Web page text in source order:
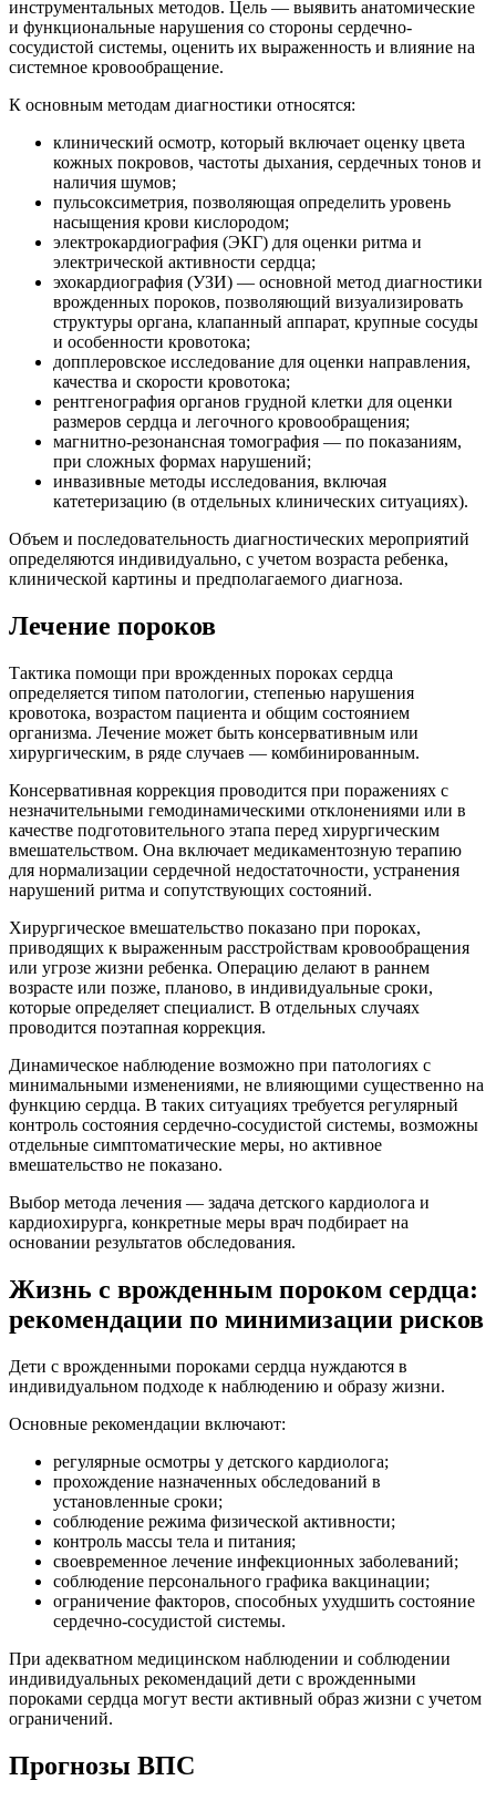
инструментальных методов. Цель — выявить анатомические
и функциональные нарушения со стороны сердечно-
сосудистой системы, оценить их выраженность и влияние на
системное кровообращение.
К основным методам диагностики относятся:
клинический осмотр, который включает оценку цвета
кожных покровов, частоты дыхания, сердечных тонов и
наличия шумов;
пульсоксиметрия, позволяющая определить уровень
насыщения крови кислородом;
электрокардиография (ЭКГ) для оценки ритма и
электрической активности сердца;
эхокардиография (УЗИ) — основной метод диагностики
врожденных пороков, позволяющий визуализировать
структуры органа, клапанный аппарат, крупные сосуды
и особенности кровотока;
допплеровское исследование для оценки направления,
качества и скорости кровотока;
рентгенография органов грудной клетки для оценки
размеров сердца и легочного кровообращения;
магнитно-резонансная томография — по показаниям,
при сложных формах нарушений;
инвазивные методы исследования, включая
катетеризацию (в отдельных клинических ситуациях).
Объем и последовательность диагностических мероприятий
определяются индивидуально, с учетом возраста ребенка,
клинической картины и предполагаемого диагноза.
Лечение пороков
Тактика помощи при врожденных пороках сердца
определяется типом патологии, степенью нарушения
кровотока, возрастом пациента и общим состоянием
организма. Лечение может быть консервативным или
хирургическим, в ряде случаев — комбинированным.
Консервативная коррекция проводится при поражениях с
незначительными гемодинамическими отклонениями или в
качестве подготовительного этапа перед хирургическим
вмешательством. Она включает медикаментозную терапию
для нормализации сердечной недостаточности, устранения
нарушений ритма и сопутствующих состояний.
Хирургическое вмешательство показано при пороках,
приводящих к выраженным расстройствам кровообращения
или угрозе жизни ребенка. Операцию делают в раннем
возрасте или позже, планово, в индивидуальные сроки,
которые определяет специалист. В отдельных случаях
проводится поэтапная коррекция.
Динамическое наблюдение возможно при патологиях с
минимальными изменениями, не влияющими существенно на
функцию сердца. В таких ситуациях требуется регулярный
контроль состояния сердечно-сосудистой системы, возможны
отдельные симптоматические меры, но активное
вмешательство не показано.
Выбор метода лечения — задача детского кардиолога и
кардиохирурга, конкретные меры врач подбирает на
основании результатов обследования.
Жизнь с врожденным пороком сердца:
рекомендации по минимизации рисков
Дети с врожденными пороками сердца нуждаются в
индивидуальном подходе к наблюдению и образу жизни.
Основные рекомендации включают:
регулярные осмотры у детского кардиолога;
прохождение назначенных обследований в
установленные сроки;
соблюдение режима физической активности;
контроль массы тела и питания;
своевременное лечение инфекционных заболеваний;
соблюдение персонального графика вакцинации;
ограничение факторов, способных ухудшить состояние
сердечно-сосудистой системы.
При адекватном медицинском наблюдении и соблюдении
индивидуальных рекомендаций дети с врожденными
пороками сердца могут вести активный образ жизни с учетом
ограничений.
Прогнозы ВПС